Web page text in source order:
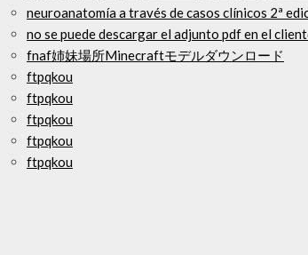
neuroanatomía a través de casos clínicos 2ª
no se puede descargar el adjunto pdf en el
fnaf姉妹場所Minecraftモデルダウンロード
ftpqkou
ftpqkou
ftpqkou
ftpqkou
ftpqkou